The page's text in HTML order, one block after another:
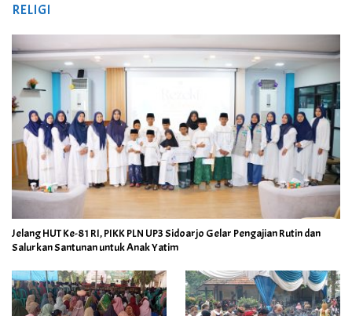
RELIGI
Jelang HUT Ke-81 RI, PIKK PLN UP3 Sidoarjo Gelar Pengajian Rutin dan
Salurkan Santunan untuk Anak Yatim